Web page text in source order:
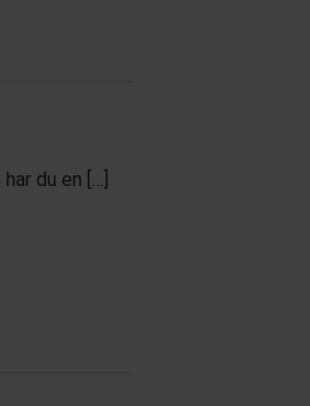
du en […]